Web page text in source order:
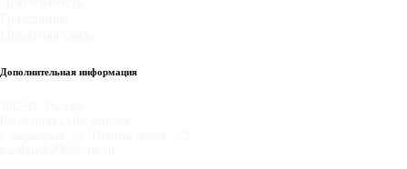
Дополнительная информация